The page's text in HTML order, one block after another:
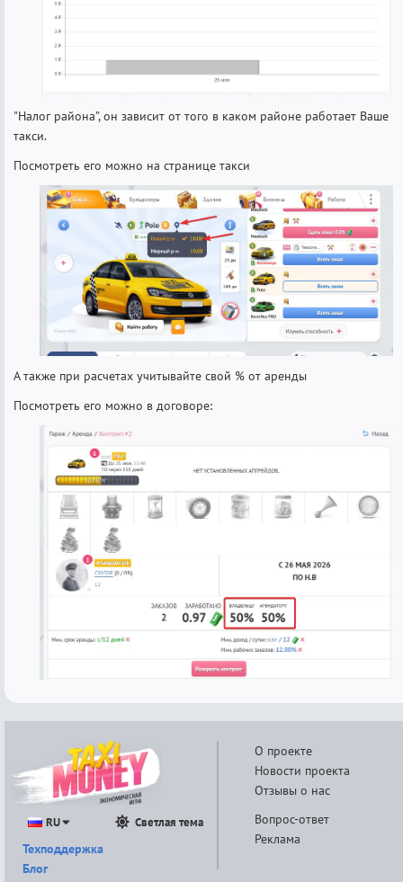
"Налог района”, он зависит от того в каком районе работает Ваше
такси.
Посмотреть его можно на странице такси
А также при расчетах учитывайте свой % от аренды
Посмотреть его можно в договоре:
О проекте
Новости проекта
Отзывы о нас
Вопрос-ответ
Реклама
RU Светлая тема
Техподдержка
Блог